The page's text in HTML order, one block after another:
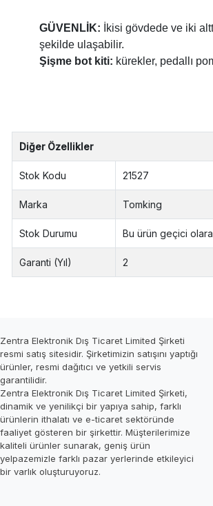
GÜVENLİK: İkisi gövdede ve iki
şekilde ulaşabilir.
Şişme bot kiti: kürekler, pedallı
Diğer Özellikler
Stok Kodu 21527
Marka Tomking
Stok Durumu Bu ürün geçici
Garanti (Yıl) 2
Zentra Elektronik Dış Ticaret Limited Şirketi
resmi satış sitesidir. Şirketimizin satışını yaptığı
ürünler, resmi dağıtıcı ve yetkili servis
garantilidir.
Zentra Elektronik Dış Ticaret Limited Şirketi,
dinamik ve yenilikçi bir yapıya sahip, farklı
ürünlerin ithalatı ve e-ticaret sektöründe
faaliyet gösteren bir şirkettir. Müşterilerimize
kaliteli ürünler sunarak, geniş ürün
yelpazemizle farklı pazar yerlerinde etkileyici
bir varlık oluşturuyoruz.